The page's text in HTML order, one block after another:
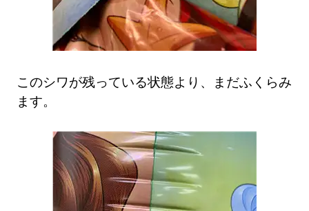
このシワが残っている状態より、まだふくらみ
ます。